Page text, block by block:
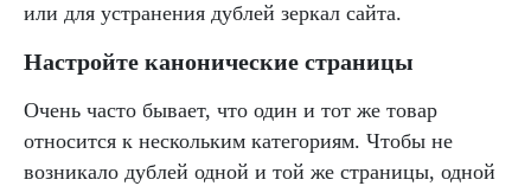
или для устранения дублей зеркал сайта.
Настройте канонические страницы
Очень часто бывает, что один и тот же товар
относится к нескольким категориям. Чтобы не
возникало дублей одной и той же страницы, одной